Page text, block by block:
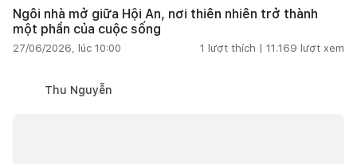
Ngôi nhà mở giữa Hội An, nơi thiên nhiên trở thành
một phần của cuộc sống
27/06/2026, lúc 10:00 1 lượt thích | 11.169 lượt xem
Thu Nguyễn